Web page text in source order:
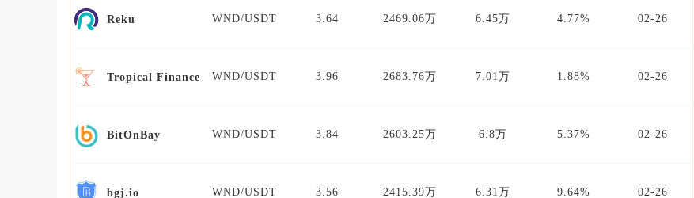
Reku WND/USDT 3.64 2469.06万 6.45万 4.77% 02-26
Tropical Finance WND/USDT 3.96 2683.76万 7.01万 1.88% 02-26
BitOnBay WND/USDT 3.84 2603.25万 6.8万 5.37% 02-26
bgj.io WND/USDT 3.56 2415.39万 6.31万 9.64% 02-26